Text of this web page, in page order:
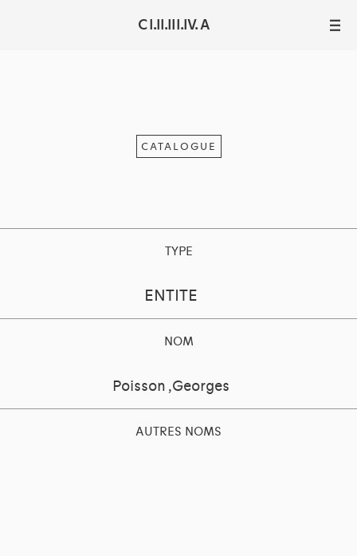
C I.II.III.IV. A III
CATALOGUE
TYPE
ENTITE
NOM
Poisson ,Georges
AUTRES NOMS